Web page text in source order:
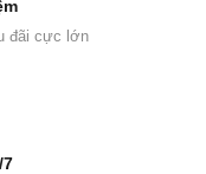
đãi cực lớn
7